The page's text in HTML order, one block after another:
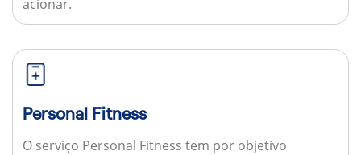
acionar.
Personal Fitness
O serviço Personal Fitness tem por objetivo